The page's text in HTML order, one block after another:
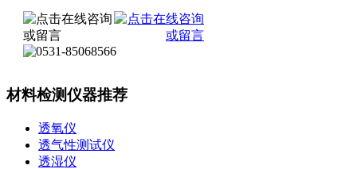
材料检测仪器推荐
透氧仪
透气性测试仪
透湿仪